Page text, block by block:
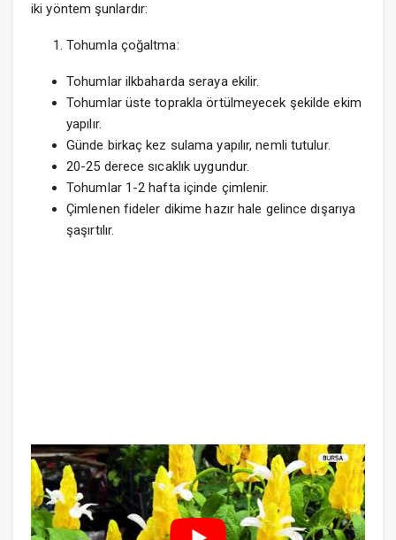
iki yöntem şunlardır:
Tohumla çoğaltma:
Tohumlar ilkbaharda seraya ekilir.
Tohumlar üste toprakla örtülmeyecek şekilde ekim
yapılır.
Günde birkaç kez sulama yapılır, nemli tutulur.
20-25 derece sıcaklık uygundur.
Tohumlar 1-2 hafta içinde çimlenir.
Çimlenen fideler dikime hazır hale gelince dışarıya
şaşırtılır.